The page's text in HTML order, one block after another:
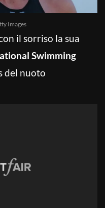
Images
il sorriso la sua
Swimming
del nuoto